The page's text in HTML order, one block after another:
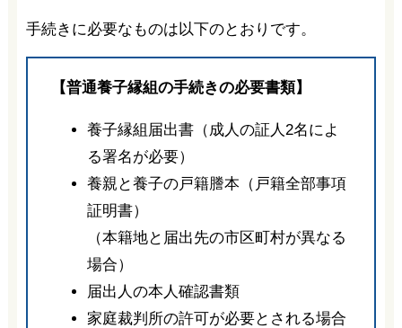
手続きに必要なものは以下のとおりです。
【普通養子縁組の手続きの必要書類】
養子縁組届出書（成人の証人2名によ
る署名が必要）
養親と養子の戸籍謄本（戸籍全部事項
証明書）
（本籍地と届出先の市区町村が異なる
場合）
届出人の本人確認書類
家庭裁判所の許可が必要とされる場合